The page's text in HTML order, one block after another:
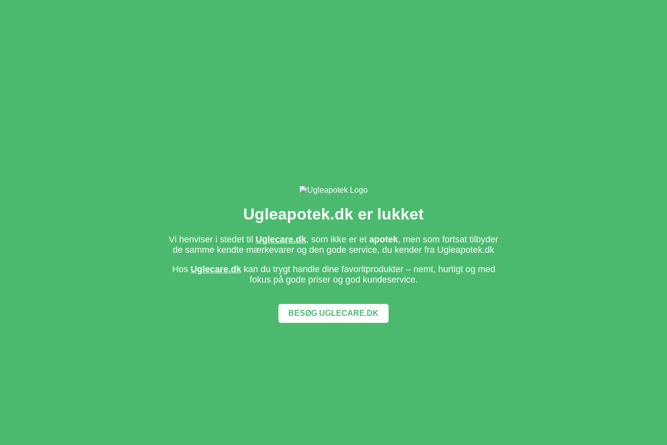
Ugleapotek.dk er lukket
Vi henviser i stedet til Uglecare.dk, som ikke er et apotek, men som fortsat tilbyder
de samme kendte mærkevarer og den gode service, du kender fra Ugleapotek.dk
Hos Uglecare.dkkan du trygt handle dine favoritprodukter – nemt, hurtigt og med
fokus på gode priser og god kundeservice.
BESØG UGLECARE.DK